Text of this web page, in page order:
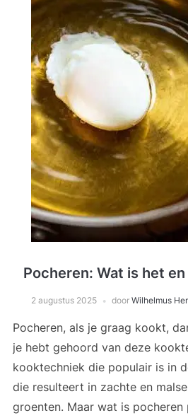
Pocheren: Wat is het
2 augustus 2025 door Wilhelmus
Pocheren, als je graag kookt,
je hebt gehoord van deze
kooktechniek die populair is in
die resulteert in zachte en
groenten. Maar wat is pocheren